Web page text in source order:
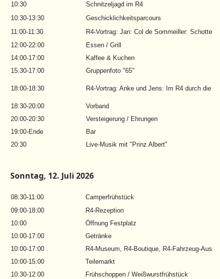
10:30
Schnitzeljagd im R4
10:30-13:30
Geschicklichkeitsparcours
11:00-11:30
R4-Vortrag: Jan: Col de Sommeiller: Schotter,
12:00-22:00
Essen / Grill
14:00-17:00
Kaffee & Kuchen
15:30-17:00
Gruppenfoto "65"
18:00-18:30 R4-Vortrag: Anke und Jens: Im R4 durch die
18:30-20:00
Vorband
20:00-20:30
Versteigerung / Ehrungen
19:00-Ende
Bar
20:30
Live-Musik mit "Prinz Albert"
Sonntag, 12. Juli 2026
08:30-11:00
Camperfrühstück
09:00-18:00
R4-Rezeption
10:00
Öffnung Festplatz
10:00-17:00
Getränke
10:00-17:00
R4-Museum, R4-Boutique, R4-Fahrzeug-
10:00-15:00
Teilemarkt
10:30-12:00
Frühschoppen / Weißwurstfrühstück